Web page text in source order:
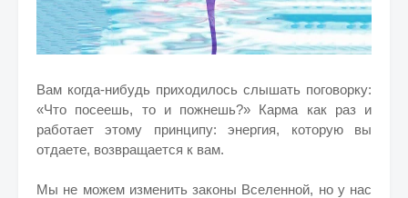
Вам когда-нибудь приходилось слышать поговорку:
«Что посеешь, то и пожнешь?» Карма как раз и
работает этому принципу: энергия, которую вы
отдаете, возвращается к вам.
Мы не можем изменить законы Вселенной, но у нас